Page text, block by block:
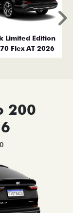
Limited Edition
Flex AT 2026
200